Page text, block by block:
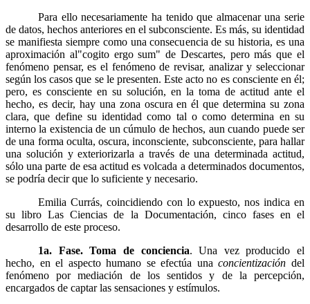
Para ello necesariamente ha tenido que almacenar una serie
de datos, hechos anteriores en el subconsciente. Es más, su identidad
se manifiesta siempre como una consecuencia de su historia, es una
aproximación al"cogito ergo sum" de Descartes, pero más que el
fenómeno pensar, es el fenómeno de revisar, analizar y seleccionar
según los casos que se le presenten. Este acto no es consciente en él;
pero, es consciente en su solución, en la toma de actitud ante el
hecho, es decir, hay una zona oscura en él que determina su zona
clara, que define su identidad como tal o como determina en su
interno la existencia de un cúmulo de hechos, aun cuando puede ser
de una forma oculta, oscura, inconsciente, subconsciente, para hallar
una solución y exteriorizarla a través de una determinada actitud,
sólo una parte de esa actitud es volcada a determinados documentos,
se podría decir que lo suficiente y necesario.
Emilia Currás, coincidiendo con lo expuesto, nos indica en
su libro Las Ciencias de la Documentación, cinco fases en el
desarrollo de este proceso.
1a. Fase. Toma de conciencia. Una vez producido el
hecho, en el aspecto humano se efectúa unaconcientización del
fenómeno por mediación de los sentidos y de la percepción,
encargados de captar las sensaciones y estímulos.